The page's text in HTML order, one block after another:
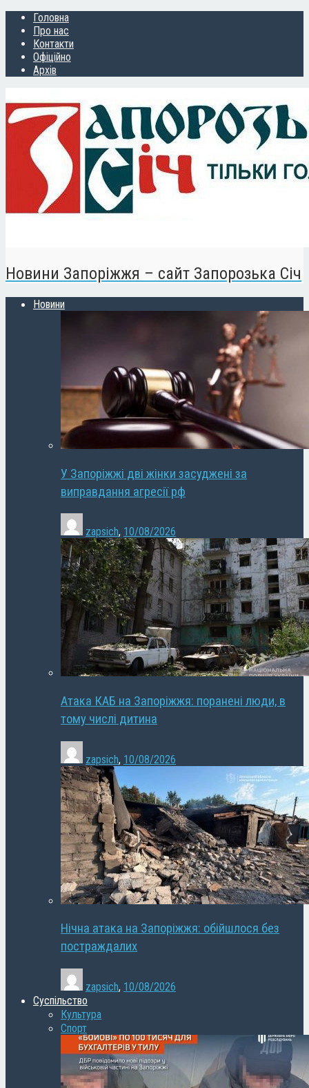
Головна
Про нас
Контакти
Офіційно
Архів
Новини Запоріжжя – сайт Запорозька Січ
Новини
У Запоріжжі дві жінки засуджені за
виправдання агресії рф
zapsich, 10/08/2026
Атака КАБ на Запоріжжя: поранені люди, в
тому числі дитина
zapsich, 10/08/2026
Нічна атака на Запоріжжя: обійшлося без
постраждалих
zapsich, 10/08/2026
Суспільство
Культура
Спорт